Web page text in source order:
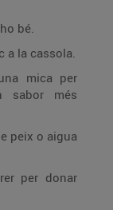
bé.
a la cassola.
mica per
sabor més
peix o aigua
per donar